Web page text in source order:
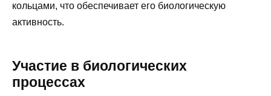
кольцами, что обеспечивает его биологическую
активность.
Участие в биологических
процессах